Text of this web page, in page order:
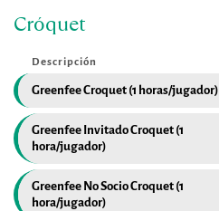
Cróquet
Descripción
Greenfee Croquet (1 horas/jugador)
Greenfee Invitado Croquet (1
hora/jugador)
Greenfee No Socio Croquet (1
hora/jugador)